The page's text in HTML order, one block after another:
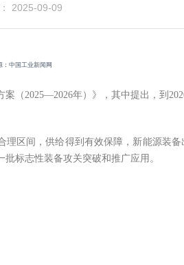
2025-09-09
：中国工业新闻网
（2025—2026年）》，其中提出，到
区间，供给得到有效保障，新能源装
标志性装备攻关突破和推广应用。